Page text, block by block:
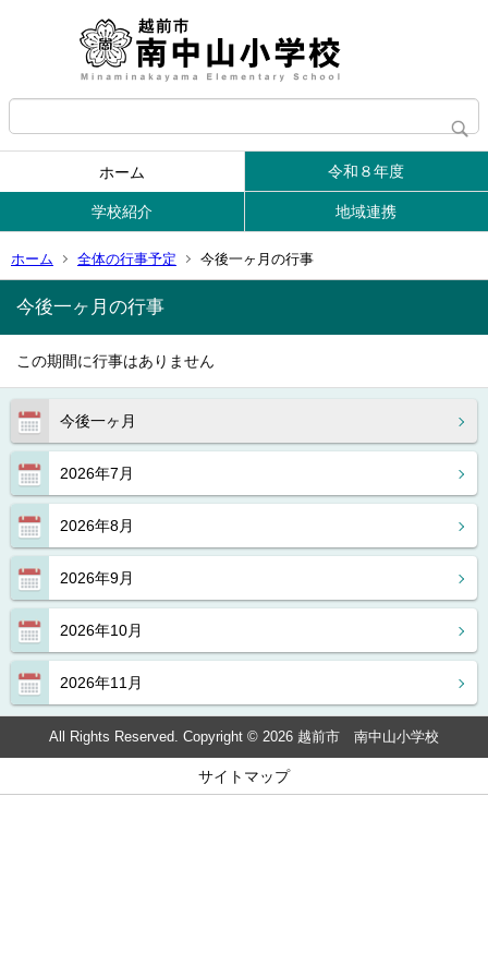
ホーム 令和８年度
学校紹介 地域連携
ホーム 全体の行事予定 今後一ヶ月の行事
今後一ヶ月
2026年7月
2026年8月
2026年9月
2026年10月
2026年11月
今後一ヶ月の行事
この期間に行事はありません
All Rights Reserved. Copyright © 2026 越前市 南中山小学校
サイトマップ